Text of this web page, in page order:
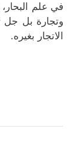
في علم
وتجارة بل جل
الاتجار بغيره.